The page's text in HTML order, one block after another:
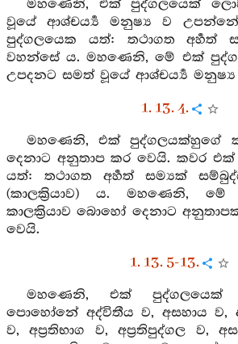
මහණෙනි, එක් පුද්ගලයෙක්
වූයේ ආශ්චර්‍ය්‍ය මනුෂ්‍ය ව
පුද්ගලයෙක යත්: තථාගත අර්‍හත්
වහන්සේ ය. මහණෙනි, මේ එක්
උපදනට සමත් වූයේ ආශ්චර්‍ය්‍ය
1. 13. 4.
මහණෙනි, එක් පුද්ගලයක්හුගේ
දෙනාට අනුතාප කර වෙයි. කවර
යත්: තථාගත අර්‍හත් සම්‍යක්
(කාලක්‍රියාව) ය. මහණෙනි, මේ
කාලක්‍රියාව බොහෝ දෙනාට
වෙයි.
1. 13. 5-13.
මහණෙනි, එක් පුද්ගලයෙක්
පොහෝනේ අද්විතීය ව, අසහාය ව,
ව, අප්‍රතිභාග ව, අප්‍රතිපුද්ගල ව,